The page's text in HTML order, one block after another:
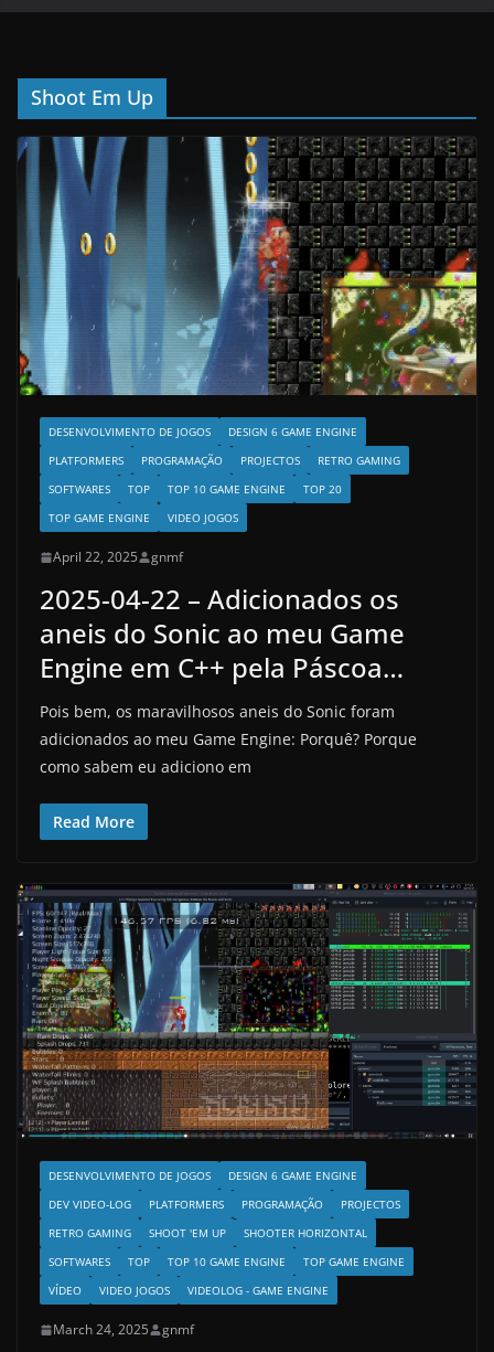
Shoot Em Up
DESENVOLVIMENTO DE JOGOS
DESIGN 6 GAME ENGINE
PLATFORMERS
PROGRAMAÇÃO PROJECTOS
RETRO GAMING
SOFTWARES
TOP TOP 10 GAME ENGINE
TOP 20
TOP GAME ENGINE
VIDEO JOGOS
April 22, 2025 gnmf
2025-04-22 – Adicionados os
aneis do Sonic ao meu Game
Engine em C++ pela Páscoa…
Pois bem, os maravilhosos aneis do Sonic foram
adicionados ao meu Game Engine: Porquê? Porque
como sabem eu adiciono em
Read More
DESENVOLVIMENTO DE JOGOS
DESIGN 6 GAME ENGINE
DEV VIDEO-LOG
PLATFORMERS PROGRAMAÇÃO
PROJECTOS
RETRO GAMING
SHOOT 'EM UP
SHOOTER HORIZONTAL
SOFTWARES
TOP TOP 10 GAME ENGINE
TOP GAME ENGINE
VÍDEO
VIDEO JOGOS VIDEOLOG - GAME ENGINE
March 24, 2025 gnmf